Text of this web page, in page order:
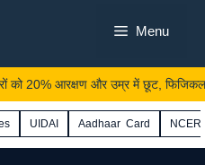
Menu
20% आरक्षण और उम्र में छूट, फिजिकल
UIDAI Aadhaar Card